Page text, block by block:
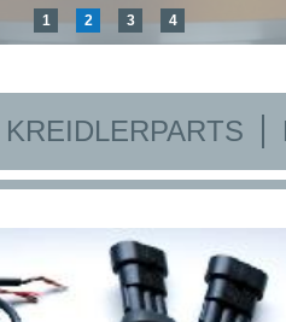
1 2 3 4
KREIDLERPARTS